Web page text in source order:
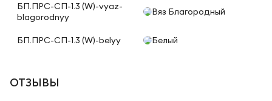
БП.ПРС-СП-1.3 (W)-vyaz-
blagorodnyy
Вяз Благородный
БП.ПРС-СП-1.3 (W)-belyy Белый
ОТЗЫВЫ